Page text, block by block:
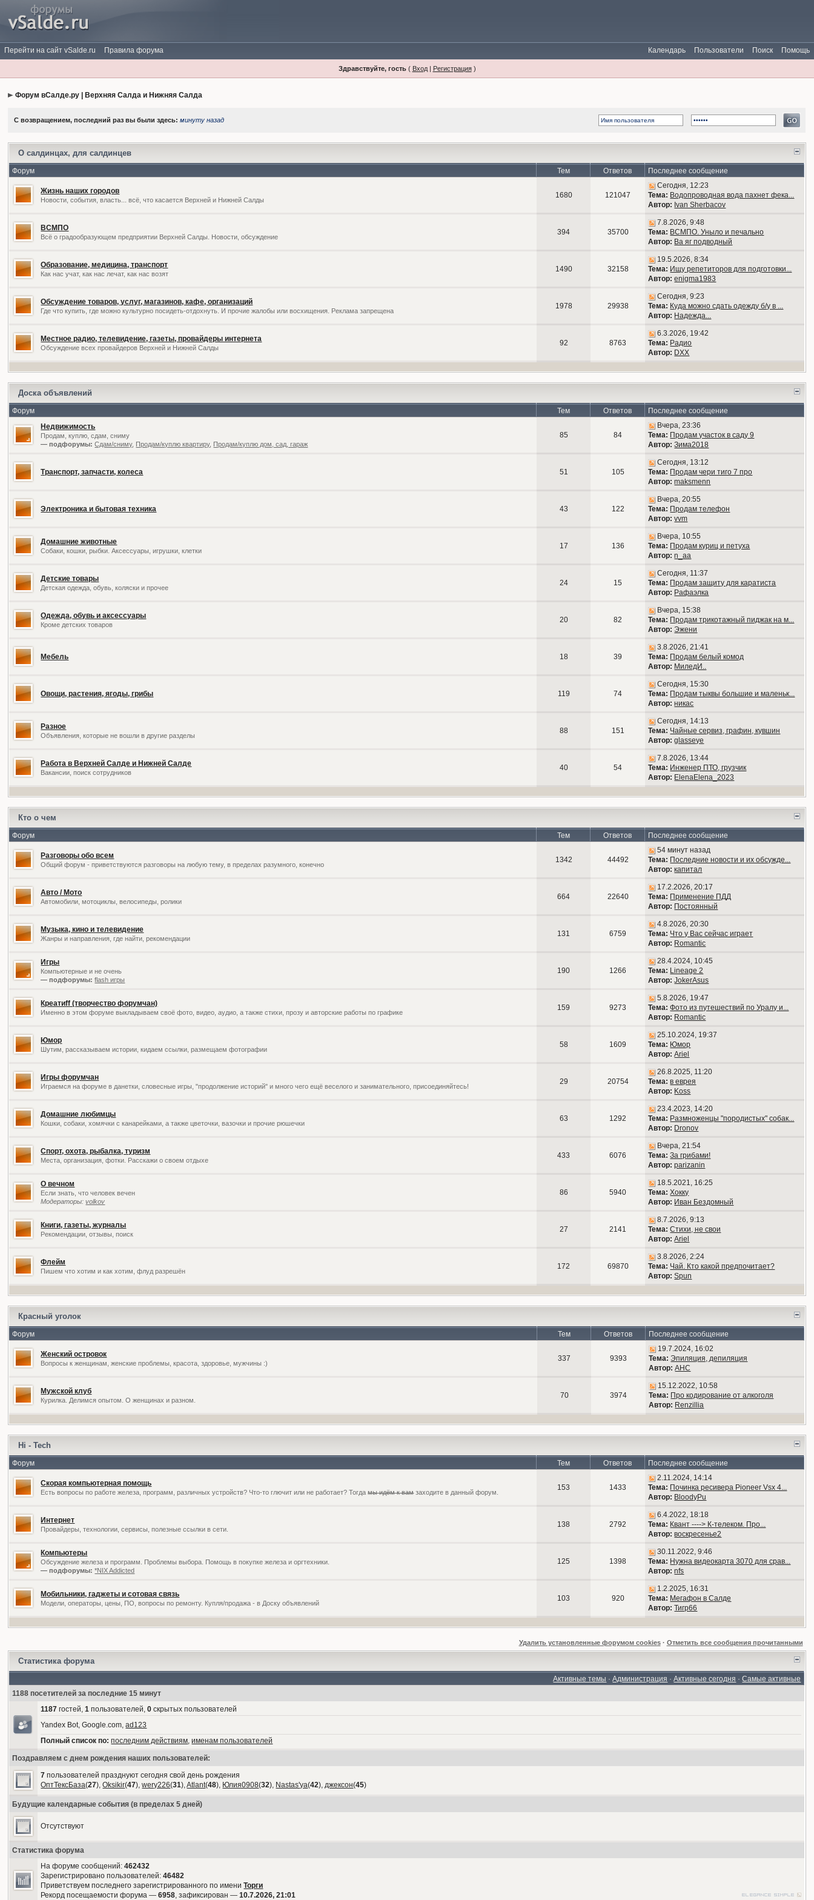
Перейти на сайт vSalde.ru Правила форума Помощь
Поиск
Пользователи
Календарь
Здравствуйте, гость( Вход| Регистрация)
Форум вСалде.ру | Верхняя Салда и Нижняя Салда
С возвращением, последний раз вы были здесь:минуту назад
О салдинцах, для салдинцев
Форум Тем Ответов Последнее сообщение
Жизнь наших городов
Новости, события, власть... всё, что касается Верхней и Нижней Салды
1680 121047
Сегодня, 12:23
Тема: Водопроводная вода пахнет фека...
Автор: Ivan Sherbacov
ВСМПО
Всё о градообразующем предприятии Верхней Салды. Новости, обсуждение
394 35700
7.8.2026, 9:48
Тема: ВСМПО. Уныло и печально
Автор: Ва яг подводный
Образование, медицина, транспорт
Как нас учат, как нас лечат, как нас возят
1490 32158
19.5.2026, 8:34
Тема: Ищу репетиторов для подготовки...
Автор: enigma1983
Обсуждение товаров, услуг, магазинов, кафе, организаций
Где что купить, где можно культурно посидеть-отдохнуть. И прочие жалобы или восхищения. Реклама запрещена
1978 29938
Сегодня, 9:23
Тема: Куда можно сдать одежду б/у в ...
Автор: Надежда...
Местное радио, телевидение, газеты, провайдеры интернета
Обсуждение всех провайдеров Верхней и Нижней Салды
92 8763
6.3.2026, 19:42
Тема: Радио
Автор: DXX
Доска объявлений
Форум Тем Ответов
Последнее сообщение
Недвижимость
Продам, куплю, сдам, сниму
— подфорумы: Сдам/сниму, Продам/куплю квартиру, Продам/куплю дом, сад, гараж
85 84
Вчера, 23:36
Тема: Продам участок в саду 9
Автор: Зима2018
Транспорт, запчасти, колеса 51 105
Сегодня, 13:12
Тема: Продам чери тиго 7 про
Автор: maksmenn
Электроника и бытовая техника 43 122
Вчера, 20:55
Тема: Продам телефон
Автор: vvm
Домашние животные
Собаки, кошки, рыбки. Аксессуары, игрушки, клетки
17 136
Вчера, 10:55
Тема: Продам куриц и петуха
Автор: n_aa
Детские товары
Детская одежда, обувь, коляски и прочее
24 15
Сегодня, 11:37
Тема: Продам защиту для каратиста
Автор: Рафаэлка
Одежда, обувь и аксессуары
Кроме детских товаров
20 82
Вчера, 15:38
Тема: Продам трикотажный пиджак на м...
Автор: Эжени
Мебель 18 39
3.8.2026, 21:41
Тема: Продам белый комод
Автор: МиледИ..
Овощи, растения, ягоды, грибы 119 74
Сегодня, 15:30
Тема: Продам тыквы большие и маленьк...
Автор: никас
Разное
Объявления, которые не вошли в другие разделы
88 151
Сегодня, 14:13
Тема: Чайные сервиз, графин, кувшин
Автор: glasseye
Работа в Верхней Салде и Нижней Салде
Вакансии, поиск сотрудников
40 54
7.8.2026, 13:44
Тема: Инженер ПТО, грузчик
Автор: ElenaElena_2023
Кто о чем
Форум Тем Ответов Последнее сообщение
Разговоры обо всем
Общий форум - приветствуются разговоры на любую тему, в пределах разумного, конечно
1342 44492
54 минут назад
Тема: Последние новости и их обсужде...
Автор: капитал
Авто / Мото
Автомобили, мотоциклы, велосипеды, ролики
664 22640
17.2.2026, 20:17
Тема: Применение ПДД
Автор: Постоянный
Музыка, кино и телевидение
Жанры и направления, где найти, рекомендации
131 6759
4.8.2026, 20:30
Тема: Что у Вас сейчас играет
Автор: Romantic
Игры
Компьютерные и не очень
— подфорумы: flash игры
190 1266
28.4.2024, 10:45
Тема: Lineage 2
Автор: JokerAsus
Креатиff (творчество форумчан)
Именно в этом форуме выкладываем своё фото, видео, аудио, а также стихи, прозу и авторские работы по графике
159 9273
5.8.2026, 19:47
Тема: Фото из путешествий по Уралу и...
Автор: Romantic
Юмор
Шутим, рассказываем истории, кидаем ссылки, размещаем фотографии
58 1609
25.10.2024, 19:37
Тема: Юмор
Автор: Ariel
Игры форумчан
Играемся на форуме в данетки, словесные игры, "продолжение историй" и много чего ещё веселого и занимательного, присоединяйтесь!
29 20754
26.8.2025, 11:20
Тема: в еврея
Автор: Koss
Домашние любимцы
Кошки, собаки, хомячки с канарейками, а также цветочки, вазочки и прочие рюшечки
63 1292
23.4.2023, 14:20
Тема: Размноженцы "породистых" собак...
Автор: Dronov
Спорт, охота, рыбалка, туризм
Места, организация, фотки. Расскажи о своем отдыхе
433 6076
Вчера, 21:54
Тема: За грибами!
Автор: parizanin
О вечном
Если знать, что человек вечен
Модераторы:volkov
86 5940
18.5.2021, 16:25
Тема: Хокку
Автор: Иван Бездомный
Книги, газеты, журналы
Рекомендации, отзывы, поиск
27 2141
8.7.2026, 9:13
Тема: Стихи, не свои
Автор: Ariel
Флейм
Пишем что хотим и как хотим, флуд разрешён
172 69870
3.8.2026, 2:24
Тема: Чай. Кто какой предпочитает?
Автор: Spun
Красный уголок
Форум Тем Ответов Последнее сообщение
Женский островок
Вопросы к женщинам, женские проблемы, красота, здоровье, мужчины :)
337 9393
19.7.2024, 16:02
Тема: Эпиляция, депиляция
Автор: АНС
Мужской клуб
Курилка. Делимся опытом. О женщинах и разном.
70 3974
15.12.2022, 10:58
Тема: Про кодирование от алкоголя
Автор: Renzillia
Hi - Tech
Форум Тем Ответов Последнее сообщение
Скорая компьютерная помощь
Есть вопросы по работе железа, программ, различных устройств? Что-то глючит или не работает? Тогдамы идём к вамзаходите в данный форум.
153 1433
2.11.2024, 14:14
Тема: Починка ресивера Pioneer Vsx 4...
Автор: BloodyPu
Интернет
Провайдеры, технологии, сервисы, полезные ссылки в сети.
138 2792
6.4.2022, 18:18
Тема: Квант ----> К-телеком. Про...
Автор: воскресенье2
Компьютеры
Обсуждение железа и программ. Проблемы выбора. Помощь в покупке железа и оргтехники.
— подфорумы: *NIX Addicted
125 1398
30.11.2022, 9:46
Тема: Нужна видеокарта 3070 для срав...
Автор: nfs
Мобильники, гаджеты и сотовая связь
Модели, операторы, цены, ПО, вопросы по ремонту. Купля/продажа - в Доску объявлений
103 920
1.2.2025, 16:31
Тема: Мегафон в Салде
Автор: Тигр66
Удалить установленные форумом cookies· Отметить все сообщения прочитанными
Статистика форума
Активные темы ·Администрация ·Активные сегодня ·Самые активные
1188 посетителей за последние 15 минут
1187 гостей,1 пользователей,0 скрытых пользователей
Yandex Bot, Google.com,ad123
Полный список по: последним действиям,именам пользователей
Поздравляем с днем рождения наших пользователей:
7 пользователей празднуют сегодня свой день рождения
ОптТексБаза(27),Oksikir(47),wery226(31),Atlant(48), Юлия0908(32), Nastas'ya(42),джексон(45)
Будущие календарные события (в пределах 5 дней)
Отсутствуют
Статистика форума
На форуме сообщений:462432
Зарегистрировано пользователей:46482
Приветствуем последнего зарегистрированного по имениТорги
Рекорд посещаемости форума —6958, зафиксирован —10.7.2026, 21:01